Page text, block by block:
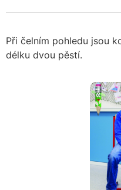
Při čelním pohledu jsou
délku dvou pěstí.